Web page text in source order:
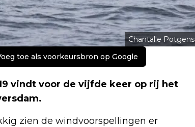
Chantalle Potgens
toe als voorkeursbron op Google
vindt voor de vijfde keer op rij het
zien de windvoorspellingen er